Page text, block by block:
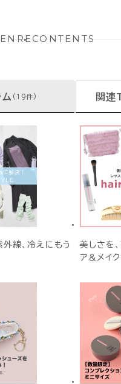
CONTENTS
ム (19件) 関
線、冷えにもう
美しさを
ア＆メイク